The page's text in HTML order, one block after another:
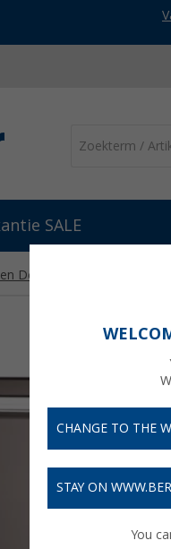
SALE
Dometic Onderdelen
CHANGE TO THE
STAY ON
You